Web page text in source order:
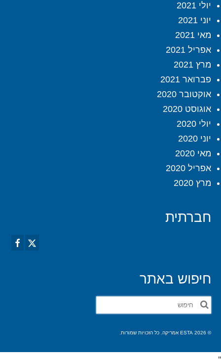
יולי 2021
יוני 2021
מאי 2021
אפריל 2021
מרץ 2021
פברואר 2021
אוקטובר 2020
אוגוסט 2020
יולי 2020
יוני 2020
מאי 2020
אפריל 2020
מרץ 2020
חברתית
חיפוש באתר
חפש
את:
© 2026 ESTA אמריקה. כל הזכויות שמורות.